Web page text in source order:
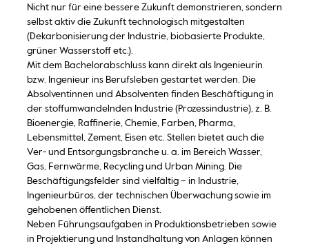
Nicht nur für eine bessere Zukunft demonstrieren, sondern
selbst aktiv die Zukunft technologisch mitgestalten
(Dekarbonisierung der Industrie, biobasierte Produkte,
grüner Wasserstoff etc.).
Mit dem Bachelorabschluss kann direkt als Ingenieurin
bzw. Ingenieur ins Berufsleben gestartet werden. Die
Absolventinnen und Absolventen finden Beschäftigung in
der stoffumwandelnden Industrie (Prozessindustrie), z. B.
Bioenergie, Raffinerie, Chemie, Farben, Pharma,
Lebensmittel, Zement, Eisen etc. Stellen bietet auch die
Ver- und Entsorgungsbranche u. a. im Bereich Wasser,
Gas, Fernwärme, Recycling und Urban Mining. Die
Beschäftigungsfelder sind vielfältig – in Industrie,
Ingenieurbüros, der technischen Überwachung sowie im
gehobenen öffentlichen Dienst.
Neben Führungsaufgaben in Produktionsbetrieben sowie
in Projektierung und Instandhaltung von Anlagen können